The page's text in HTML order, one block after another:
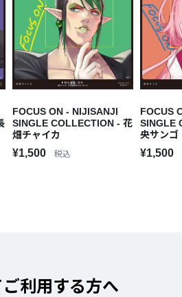
FOCUS ON - NIJISANJI
SINGLE COLLECTION - 花
畑チャイカ
¥1,500 税込
FOCUS
SINGLE
央サンゴ
¥1,500
利用する方へ